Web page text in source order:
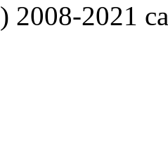
2008-2021